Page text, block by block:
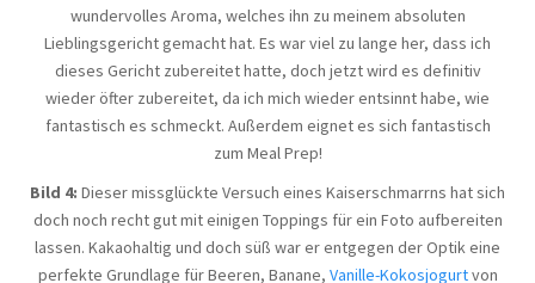
wundervolles Aroma, welches ihn zu meinem absoluten
Lieblingsgericht gemacht hat. Es war viel zu lange her, dass ich
dieses Gericht zubereitet hatte, doch jetzt wird es definitiv
wieder öfter zubereitet, da ich mich wieder entsinnt habe, wie
fantastisch es schmeckt. Außerdem eignet es sich fantastisch
zum Meal Prep!
Bild 4: Dieser missglückte Versuch eines Kaiserschmarrns hat sich
doch noch recht gut mit einigen Toppings für ein Foto aufbereiten
lassen. Kakaohaltig und doch süß war er entgegen der Optik eine
perfekte Grundlage für Beeren, Banane, Vanille-Kokosjogurtvon